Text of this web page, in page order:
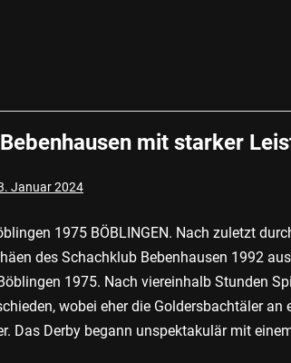
mit starker
Januar 2024
1975 BÖBLINGEN. Nach zuletzt
des Schachklub Bebenhausen 1992
1975. Nach viereinhalb Stunden
wobei eher die Goldersbachtäler
Das Derby begann unspektakulär mit